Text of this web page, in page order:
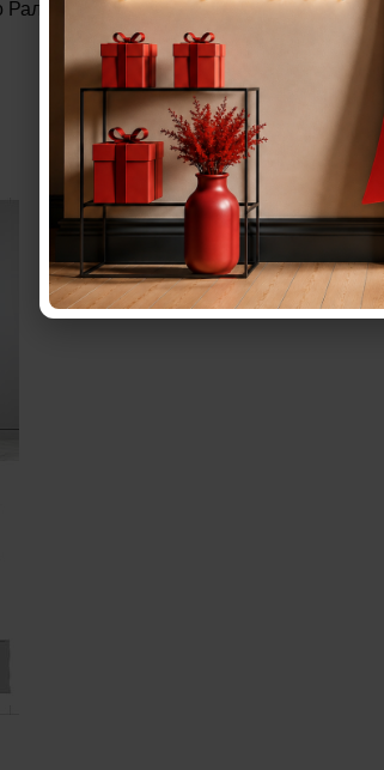
дзеркало, шпон, МДФ під плівкою).